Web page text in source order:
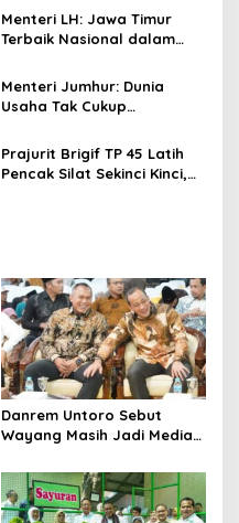
Kebangsaan
Menteri LH: Jawa Timur
Terbaik Nasional dalam
Perlindungan Lingkungan
Menteri Jumhur: Dunia
Usaha Tak Cukup
Menanam untuk Menebus
Jejak Ekologis
Prajurit Brigif TP 45 Latih
Pencak Silat Sekinci Kinci,
Danrem Untoro Sebut
Wayang Masih Jadi Media
Kebangsaan